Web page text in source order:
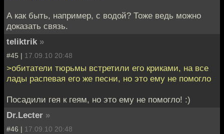
А как быть, например, с водой? Тоже ведь можно
доказать связь.
teliktrik »
#45 | 17.09.10 20:48
>обитатели тюрьмы встретили его криками, на все
лады распевая его же песни, но это ему не помогло
Посадили гея к геям, но это ему не помогло! :)
Dr.Lecter »
#46 | 17.09.10 20:48